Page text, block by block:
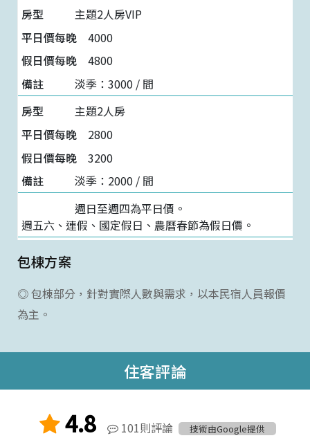
主題2人房VIP
4000
4800
淡季：3000 / 間
主題2人房
2800
3200
淡季：2000 / 間
週日至週四為平日價。
週五六、連假、國定假日、農曆春節為假日價。
包棟方案
◎ 包棟部分，針對實際人數與需求，以本民宿人員報價
為主。
住客評論
4.8 101則評論 技術由Google提供